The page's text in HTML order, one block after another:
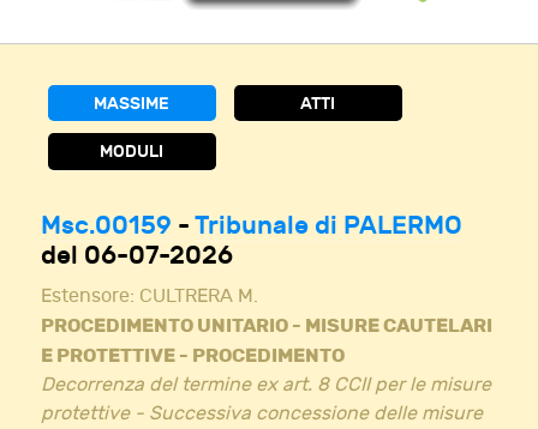
MASSIME ATTI
MODULI
Msc.00159 - Tribunale di PALERMO
del 06-07-2026
Estensore: CULTRERA M.
PROCEDIMENTO UNITARIO - MISURE CAUTELARI
E PROTETTIVE - PROCEDIMENTO
Decorrenza del termine ex art. 8 CCII per le misure
protettive - Successiva concessione delle misure